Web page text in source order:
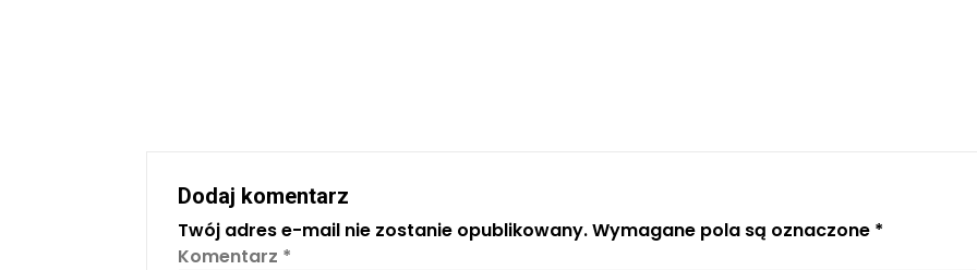
Dodaj komentarz
Twój adres e-mail nie zostanie opublikowany.Wymagane pola są oznaczone *
Komentarz *